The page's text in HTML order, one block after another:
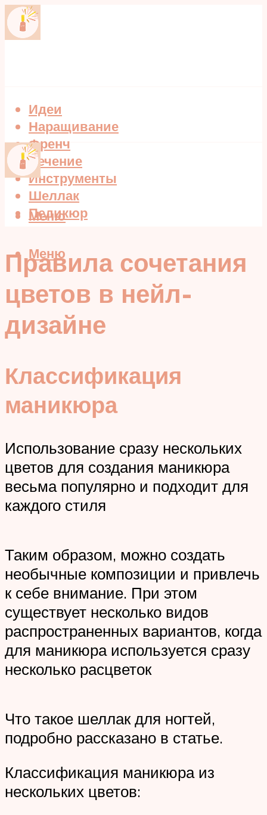
Идеи
Наращивание
Френч
Лечение
Инструменты
Шеллак
Педикюр
Меню
Меню
Правила сочетания
цветов в нейл-
дизайне
Классификация
маникюра
Использование сразу нескольких
цветов для создания маникюра
весьма популярно и подходит для
каждого стиля
Таким образом, можно создать
необычные композиции и привлечь
к себе внимание. При этом
существует несколько видов
распространенных вариантов, когда
для маникюра используется сразу
несколько расцветок
Что такое шеллак для ногтей,
подробно рассказано в статье.
Классификация маникюра из
нескольких цветов: